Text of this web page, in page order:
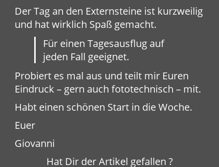
Der Tag an den Externsteine ist kurzweilig
und hat wirklich Spaß gemacht.
Für einen Tagesausflug auf
jeden Fall geeignet.
Probiert es mal aus und teilt mir Euren
Eindruck – gern auch fototechnisch – mit.
Habt einen schönen Start in die Woche.
Euer
Giovanni
Hat Dir der Artikel gefallen ?